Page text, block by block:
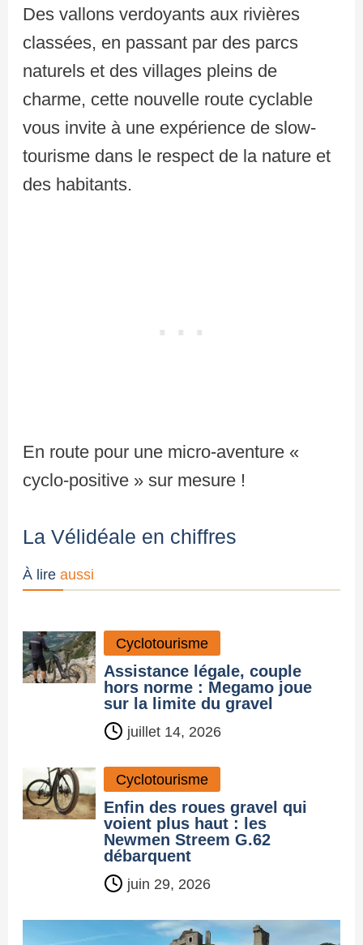
Des vallons verdoyants aux rivières
classées, en passant par des parcs
naturels et des villages pleins de
charme, cette nouvelle route cyclable
vous invite à une expérience de slow-
tourisme dans le respect de la nature et
des habitants.
En route pour une micro-aventure «
cyclo-positive » sur mesure !
La Vélidéale en chiffres
À lireaussi
Cyclotourisme
Assistance légale, couple
hors norme : Megamo joue
sur la limite du gravel
juillet 14, 2026
Cyclotourisme
Enfin des roues gravel qui
voient plus haut : les
Newmen Streem G.62
débarquent
juin 29, 2026